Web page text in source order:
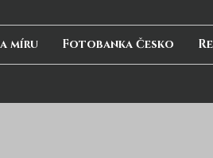
míru Fotobanka Česko